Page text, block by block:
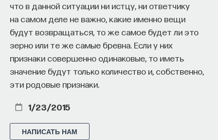
что в данной ситуации ни истцу, ни ответчику
на самом деле не важно, какие именно вещи
будут возвращаться, то же самое будет ли это
зерно или те же самые бревна. Если у них
признаки совершенно одинаковые, то иметь
значение будут только количество и, собственно,
эти родовые признаки.
1/23/2015
НАПИСАТЬ НАМ
миллиардов были неудачей. Нам придется
достроить его, потому что проще отбиваться
от таких критиков, имея готовый стадион, чем
признать себе, что 30 миллиардов были
потрачены зря. Другой пример — аргумент любой
милитаристской риторики: мы же не можем
допустить, чтобы кровь наших мальчиков была
и прольем еще больше крови, чтобы эта война
точно никогда не закончилась.